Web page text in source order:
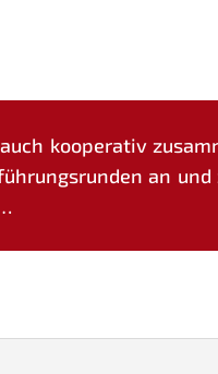
koope­ra­tiv
an